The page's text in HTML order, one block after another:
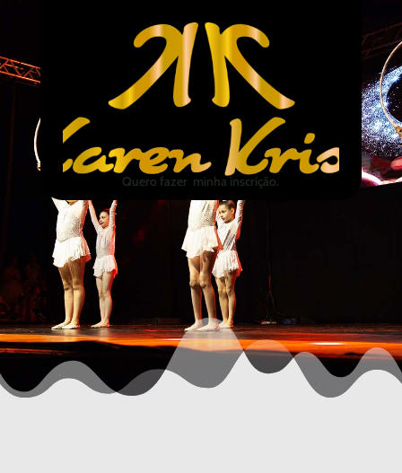
Quero fazer minha inscrição.